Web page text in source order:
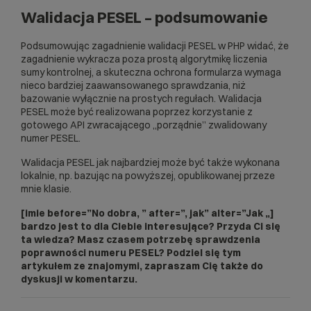
// Czy składa sie z 11 cyfr
$this->response['has11Digits']=true;
if (!preg_match('/^[0-9]{11}$/', $this-
>pesel)) $this-
>response['has11Digits']=false;
}
function checkSum(){
// Klasyczna walidacja wg algorytmu
Luhna z wagami stosowanymi przez MSWiA
http://phpedia.pl/wiki/Walidacja_numeru_
PESEL
if (empty($this-
>response['has11Digits'])) return;
Walidacja PESEL – podsumowanie
Podsumowując zagadnienie walidacji PESEL w PHP widać, że
zagadnienie wykracza poza prostą algorytmikę liczenia
sumy kontrolnej, a skuteczna ochrona formularza wymaga
nieco bardziej zaawansowanego sprawdzania, niż
bazowanie wyłącznie na prostych regułach. Walidacja
PESEL może być realizowana poprzez korzystanie z
gotowego API zwracającego „porządnie” zwalidowany
numer PESEL.
Walidacja PESEL jak najbardziej może być także wykonana
lokalnie, np. bazując na powyższej, opublikowanej przeze
mnie klasie.
[imie before=”No dobra, ” after=”, jak” alter=”Jak „]
bardzo jest to dla Ciebie interesujące? Przyda Ci się
ta wiedza? Masz czasem potrzebę sprawdzenia
poprawności numeru PESEL? Podziel się tym
artykułem ze znajomymi, zapraszam Cię także do
dyskusji w komentarzu.